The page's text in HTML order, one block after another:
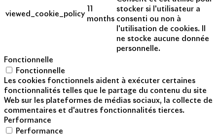
viewed_cookie_policy
months
stocker si l'utilisateur a
consenti ou non à
l'utilisation de cookies. Il
ne stocke aucune donnée
personnelle.
Fonctionnelle
Fonctionnelle
Les cookies fonctionnels aident à exécuter certaines
fonctionnalités telles que le partage du contenu du site
Web sur les plateformes de médias sociaux, la collecte de
commentaires et d'autres fonctionnalités tierces.
Performance
Performance